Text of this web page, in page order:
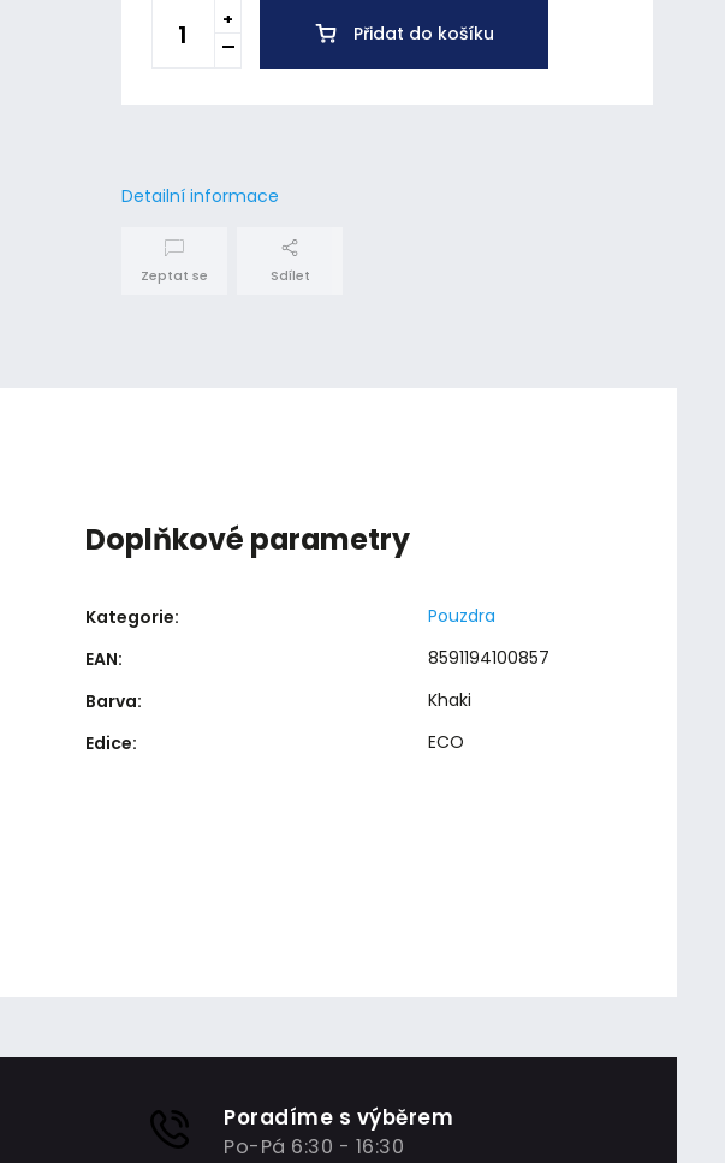
Přidat do košíku
Detailní informace
Zeptat se Sdílet
Doplňkové parametry
Kategorie:
Pouzdra
EAN:
8591194100857
Barva:
Khaki
Edice: ECO
Poradíme s výběrem
Po-Pá 6:30 - 16:30